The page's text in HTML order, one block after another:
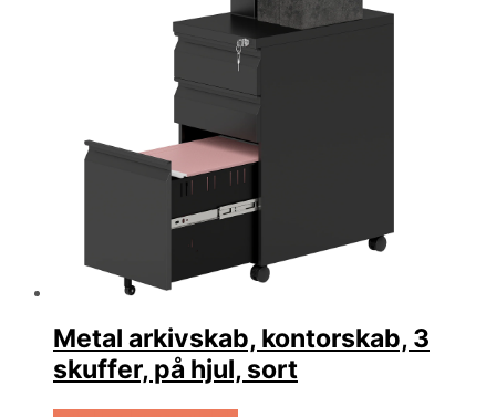
Metal arkivskab, kontorskab, 3
skuffer, på hjul, sort